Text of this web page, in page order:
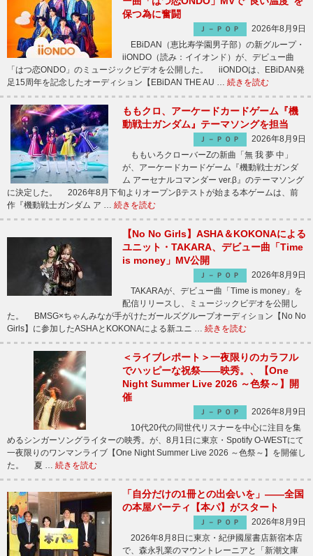
保つ為に奮闘
Ｊ－ＰＯＰ
2026年8月9日
EBiDAN（恵比寿学園男子部）の新グループ・
iiONDO（読み：イイオンド）が、デビュー曲
「はつ恋ONDO」のミュージックビデオを公開した。 iiONDOは、EBiDAN発
足15周年を記念したオーディション【EBiDAN THE AU … 続きを読む
ももクロ、アーケードカードゲーム『機
動戦士ガンダム』テーマソングを担当
Ｊ－ＰＯＰ
2026年8月9日
ももいろクローバーZの新曲「無 我 夢 中」
が、アーケードカードゲーム『機動戦士ガンダ
ム アーセナルコマンダー ver.β』のテーマソング
に決定した。 2026年8月下旬よりオープンβテストが始まる本ゲームは、前
作『機動戦士ガンダム ア … 続きを読む
【No No Girls】ASHA＆KOKONAによる
ユニット・TAKARA、デビュー曲「Time
is money」MV公開
Ｊ－ＰＯＰ
2026年8月9日
TAKARAが、デビュー曲「Time is money」を
配信リリースし、ミュージックビデオを公開し
た。 BMSG×ちゃんみなが手がけたガールズグループオーディション【No No
Girls】に参加したASHAとKOKONAによる新ユニ … 続きを読む
＜ライブレポート＞一夜限りのカラフル
でハッピーな祝祭――映秀。、【One
Night Summer Live 2026 ～色祭～】開
催
Ｊ－ＰＯＰ
2026年8月9日
10代20代の同世代リスナーを中心に注目を集
めるシンガーソングライターの映秀。が、8月1日に東京・Spotify O-WESTにて
一夜限りのワンマンライブ【One Night Summer Live 2026 ～色祭～】を開催し
た。 夏 … 続きを読む
「自分だけの1冊との出会いを」――全国
の本屋パーティ【本パ】がスタート
Ｊ－ＰＯＰ
2026年8月9日
2026年8月8日に東京・紀伊國屋書店新宿本店
で、森永乳業のマウントレーニアと「新潮文庫